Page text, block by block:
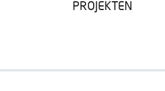
PROJEKTEN